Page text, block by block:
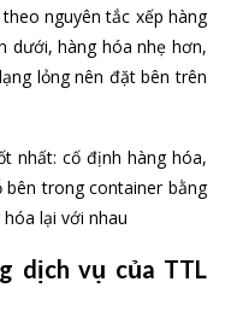
nguyên tắc xếp hàng
dưới, hàng hóa nhẹ hơn,
lỏng nên đặt bên trên
nhất: cố định hàng hóa,
trong container bằng
lại với nhau
dịch vụ của TTL